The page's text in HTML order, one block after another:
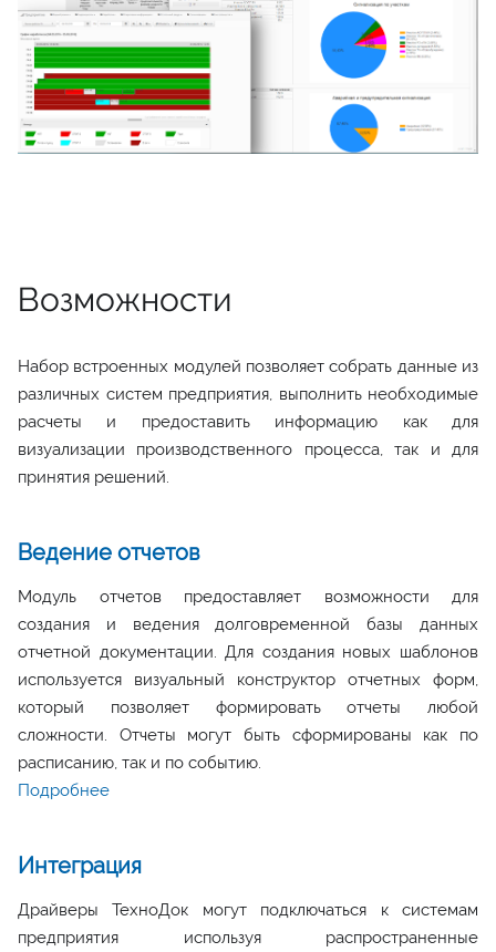
Возможности
Набор встроенных модулей позволяет собрать данные из
различных систем предприятия, выполнить необходимые
расчеты и предоставить информацию как для
визуализации производственного процесса, так и для
принятия решений.
Ведение отчетов
Модуль отчетов предоставляет возможности для
создания и ведения долговременной базы данных
отчетной документации. Для создания новых шаблонов
используется визуальный конструктор отчетных форм,
который позволяет формировать отчеты любой
сложности. Отчеты могут быть сформированы как по
расписанию, так и по событию.
Подробнее
Интеграция
Драйверы ТехноДок могут подключаться к системам
предприятия используя распространенные